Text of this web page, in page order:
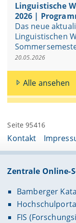
Linguistische
2026 |
Das neue
Linguistischen
20.05.2026
Alle ansehen
Seite 95416
Kontakt
Zentrale Online-
Bamberger
FIS